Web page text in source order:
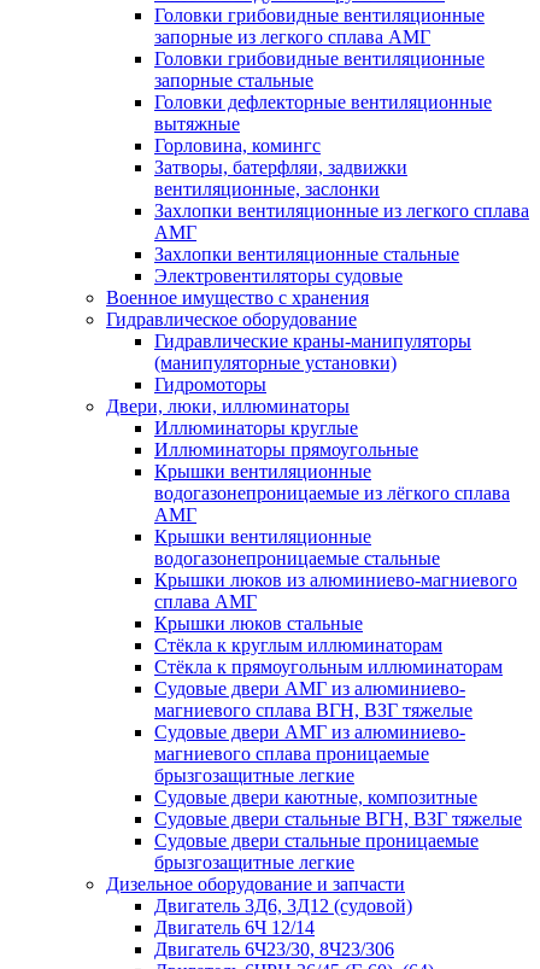
Головки грибовидные вентиляционные
запорные из легкого сплава АМГ
Головки грибовидные вентиляционные
запорные стальные
Головки дефлекторные вентиляционные
вытяжные
Горловина, комингс
Затворы, батерфляи, задвижки
вентиляционные, заслонки
Захлопки вентиляционные из легкого сплава
АМГ
Захлопки вентиляционные стальные
Электровентиляторы судовые
Военное имущество с хранения
Гидравлическое оборудование
Гидравлические краны-манипуляторы
(манипуляторные установки)
Гидромоторы
Двери, люки, иллюминаторы
Иллюминаторы круглые
Иллюминаторы прямоугольные
Крышки вентиляционные
водогазонепроницаемые из лёгкого сплава
АМГ
Крышки вентиляционные
водогазонепроницаемые стальные
Крышки люков из алюминиево-магниевого
сплава АМГ
Крышки люков стальные
Стёкла к круглым иллюминаторам
Стёкла к прямоугольным иллюминаторам
Судовые двери АМГ из алюминиево-
магниевого сплава ВГН, ВЗГ тяжелые
Судовые двери АМГ из алюминиево-
магниевого сплава проницаемые
брызгозащитные легкие
Судовые двери каютные, композитные
Судовые двери стальные ВГН, ВЗГ тяжелые
Судовые двери стальные проницаемые
брызгозащитные легкие
Дизельное оборудование и запчасти
Двигатель 3Д6, 3Д12 (судовой)
Двигатель 6Ч 12/14
Двигатель 6Ч23/30, 8Ч23/306